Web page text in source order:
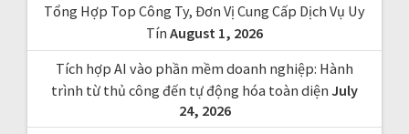
:
Tổng Hợp Top Công Ty, Đơn Vị Cung Cấp Dịch Vụ Uy
Tín August 1, 2026
Tích hợp AI vào phần mềm doanh nghiệp: Hành
trình từ thủ công đến tự động hóa toàn diện July
24, 2026